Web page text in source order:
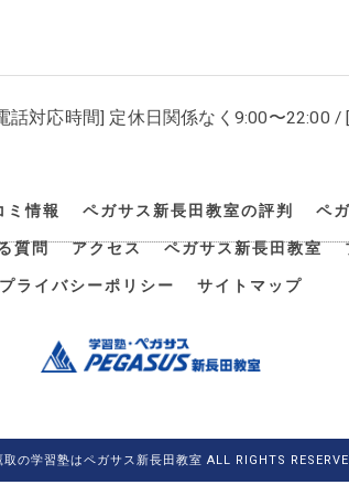
話対応時間] 定休日関係なく9:00〜22:00 /
ミ情報 ペガサス新長田教室の評判 ペ
質問 アクセス ペガサス新長田教室
プライバシーポリシー サイトマップ
の学習塾はペガサス新長田教室 ALL RIGHTS